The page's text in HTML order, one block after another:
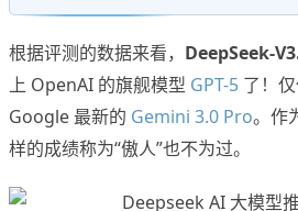
根据评测的数据来看， DeepSeek-
上 OpenAI 的旗舰模型 GPT-5 了！
Google 最新的 Gemini 3.0 Pro。作
样的成绩称为“傲人”也不为过。